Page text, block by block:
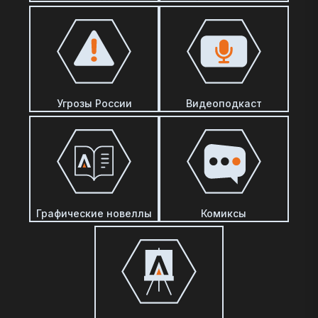
Угрозы России Видеоподкаст
Графические новеллы Комиксы